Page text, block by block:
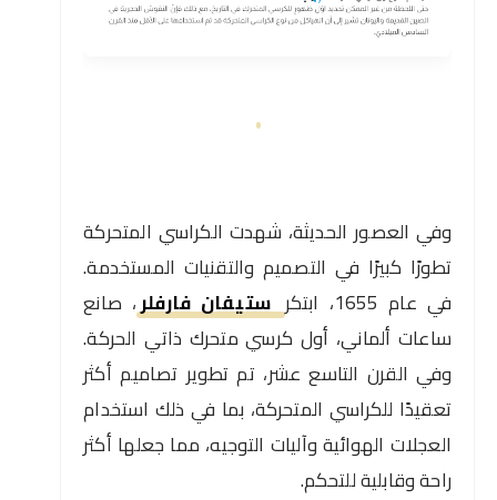
وفي العصور الحديثة، شهدت الكراسي المتحركة
تطورًا كبيرًا في التصميم والتقنيات المستخدمة.
في عام 1655، ابتكر
ستيفان فارفلر، صانع
ساعات ألماني، أول كرسي متحرك ذاتي الحركة.
وفي القرن التاسع عشر، تم تطوير تصاميم أكثر
تعقيدًا للكراسي المتحركة، بما في ذلك استخدام
العجلات الهوائية وآليات التوجيه، مما جعلها أكثر
راحة وقابلية للتحكم.